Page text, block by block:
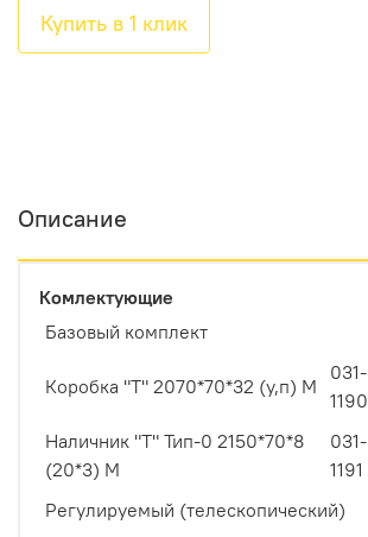
Купить в 1 клик
Описание
Комлектующие
Базовый комплект
Коробка "Т" 2070*70*32 (у,п) М
031-
1190
Наличник "Т" Тип-0 2150*70*8
(20*3) М
031-
1191
Регулируемый (телескопический)